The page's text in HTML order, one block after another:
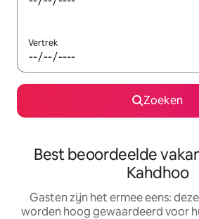
Vertrek
Zoeken
Best beoordeelde
Kahdhoo
Gasten zijn het ermee eens:
worden hoog gewaardeerd voor